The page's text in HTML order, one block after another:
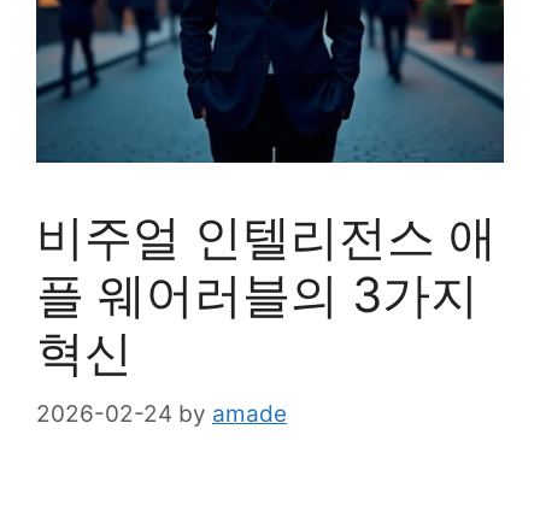
비주얼 인텔리전스 애
플 웨어러블의 3가지
혁신
2026-02-24 by amade